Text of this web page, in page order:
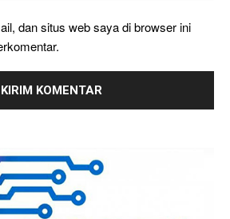
dan situs web saya di browser ini